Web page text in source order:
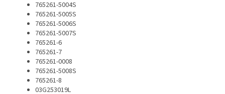
765261-5004S
765261-5005S
765261-5006S
765261-5007S
765261-6
765261-7
765261-0008
765261-5008S
765261-8
03G253019L